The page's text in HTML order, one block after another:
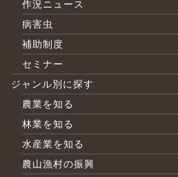
作況ニュース
病害虫
補助制度
セミナー
ジャンル別に探す
農業を知る
林業を知る
水産業を知る
農山漁村の振興